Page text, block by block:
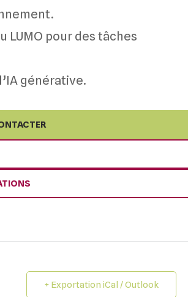
LUMO pour des tâches
générative.
+ Exportation iCal / Outlook